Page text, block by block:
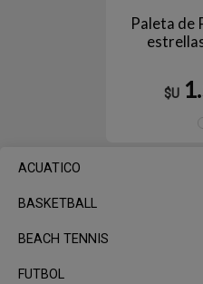
ACUATICO
BASKETBALL
BEACH TENNIS
FUTBOL
Paleta de
$U